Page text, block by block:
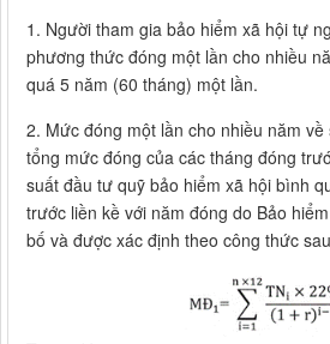
1. Người tham gia bảo hiểm xã hội tự
phương thức đóng một lần cho nhiều
quá 5 năm (60 tháng) một lần.
2. Mức đóng một lần cho nhiều năm
tổng mức đóng của các tháng đóng
suất đầu tư quỹ bảo hiểm xã hội bình
trước liền kề với năm đóng do Bảo
bố và được xác định theo công thức